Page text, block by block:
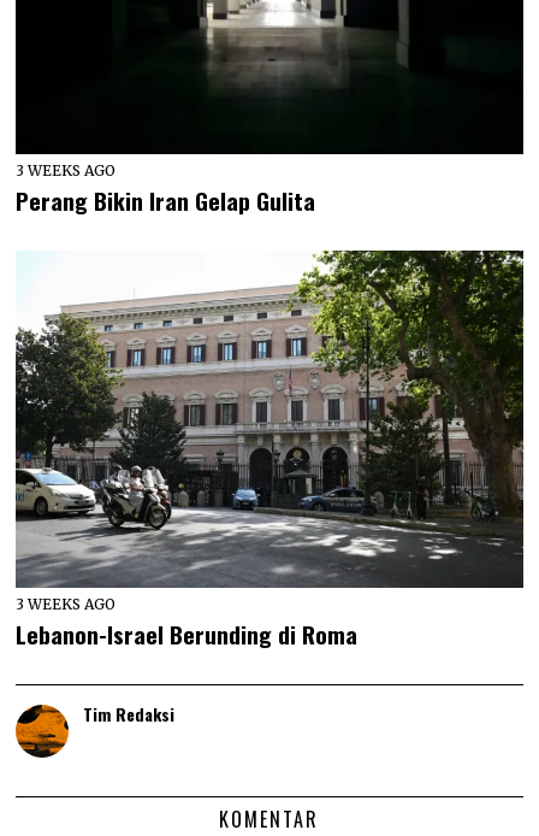
3 WEEKS AGO
Perang Bikin Iran Gelap Gulita
3 WEEKS AGO
Lebanon-Israel Berunding di Roma
Tim Redaksi
KOMENTAR